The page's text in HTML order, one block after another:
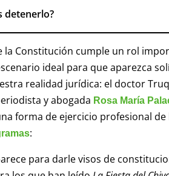
detenerlo?
Constitución cumple un rol
ideal para que aparezca
realidad jurídica: el doctor
y abogada Rosa María
forma de ejercicio profesional de
:
para darle visos de